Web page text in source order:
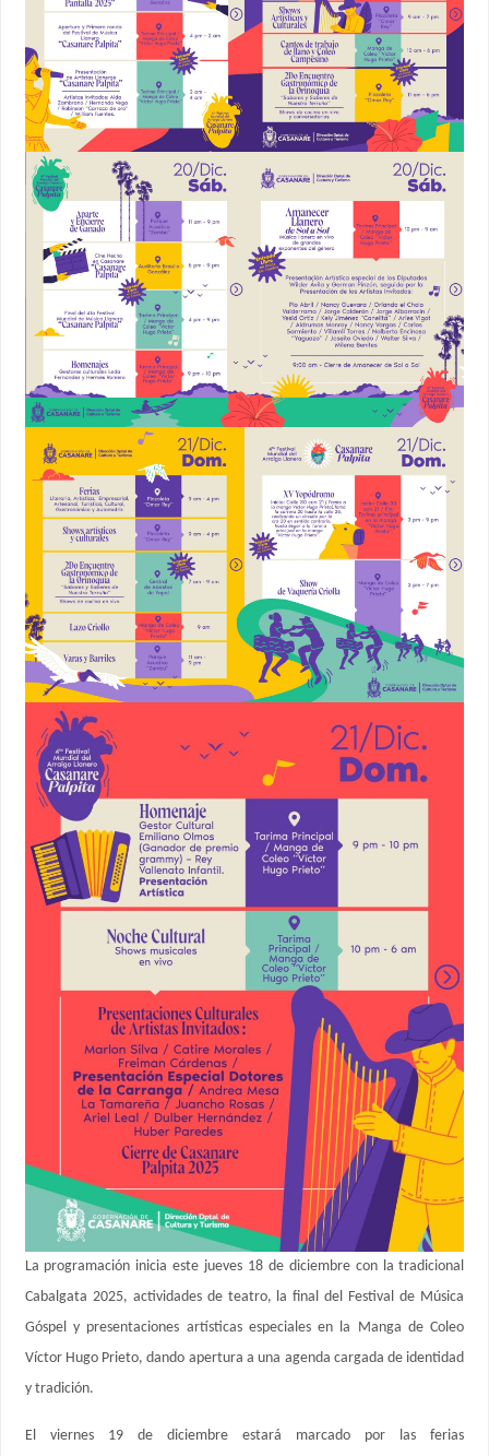
La programación inicia este jueves 18 de diciembre con la tradicional
Cabalgata 2025, actividades de teatro, la final del Festival de Música
Góspel y presentaciones artísticas especiales en la Manga de Coleo
Víctor Hugo Prieto, dando apertura a una agenda cargada de identidad
y tradición.
El viernes 19 de diciembre estará marcado por las ferias